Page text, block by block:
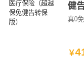
健
真0
￥